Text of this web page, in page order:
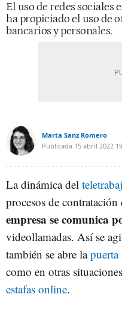
El uso de redes sociales
ha propiciado el uso de
bancarios y personales.
Marta Sanz Romero
Publicada 15 abril 2022
La dinámica del
procesos de contratación
empresa se comunica
videollamadas. Así se
también se abre lapuerta
como en otras
estafas online.